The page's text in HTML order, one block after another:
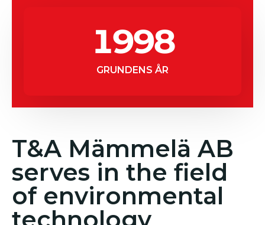
1998
GRUNDENS ÅR
T&A Mämmelä AB
serves in the field
of environmental